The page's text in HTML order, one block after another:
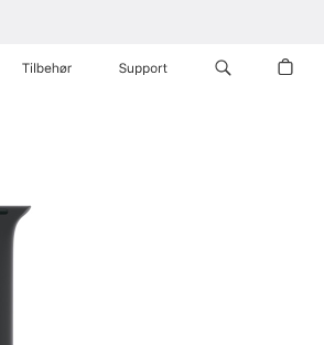
Tilbehør Support